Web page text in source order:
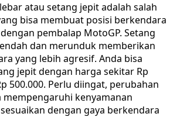
atau setang jepit adalah salah
bisa membuat posisi berkendara
pembalap MotoGP. Setang
dan merunduk memberikan
yang lebih agresif. Anda bisa
jepit dengan harga sekitar Rp
500.000. Perlu diingat, perubahan
mempengaruhi kenyamanan
dengan gaya berkendara